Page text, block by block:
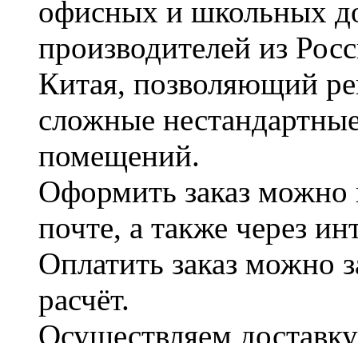
офисных и школьных
производителей из
Китая, позволяющий
сложные
помещений.
Оформить заказ можно
почте, а также через
Оплатить заказ можно
расчёт.
Осуществляем